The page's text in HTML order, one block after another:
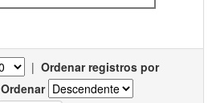
| Ordenar registros por
Ordenar